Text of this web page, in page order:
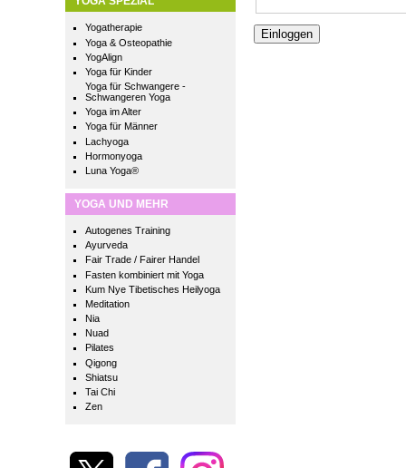
Yogatherapie
Yoga & Osteopathie
YogAlign
Yoga für Kinder
Yoga für Schwangere -
Schwangeren Yoga
Yoga im Alter
Yoga für Männer
Lachyoga
Hormonyoga
Luna Yoga®
YOGA UND MEHR
Autogenes Training
Ayurveda
Fair Trade / Fairer Handel
Fasten kombiniert mit Yoga
Kum Nye Tibetisches Heilyoga
Meditation
Nia
Nuad
Pilates
Qigong
Shiatsu
Tai Chi
Zen